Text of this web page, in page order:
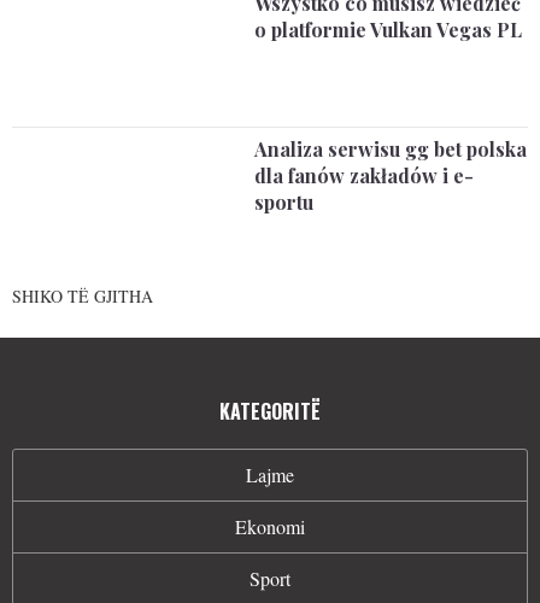
o platformie Vulkan Vegas PL
Analiza serwisu gg bet polska
dla fanów zakładów i e-
sportu
SHIKO TË GJITHA
KATEGORITË
Lajme
Ekonomi
Sport